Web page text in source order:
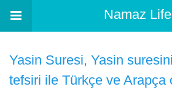
Namaz Life
Yasin Suresi, Yasin
tefsiri ile Türkçe ve Arapça